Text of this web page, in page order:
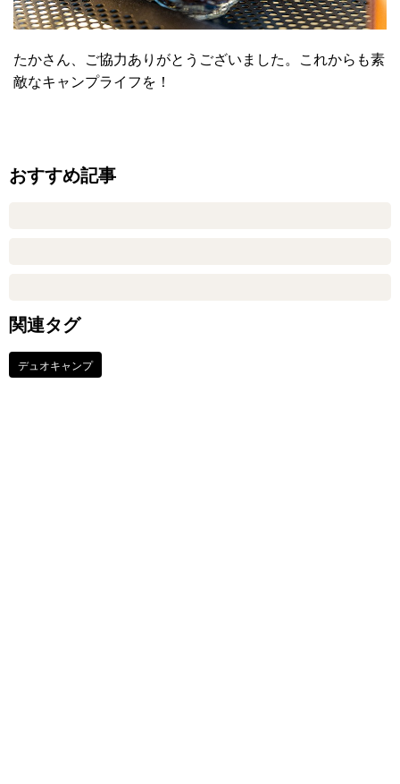
たかさん、ご協力ありがとうございました。これからも素
敵なキャンプライフを！
おすすめ記事
関連タグ
デュオキャンプ